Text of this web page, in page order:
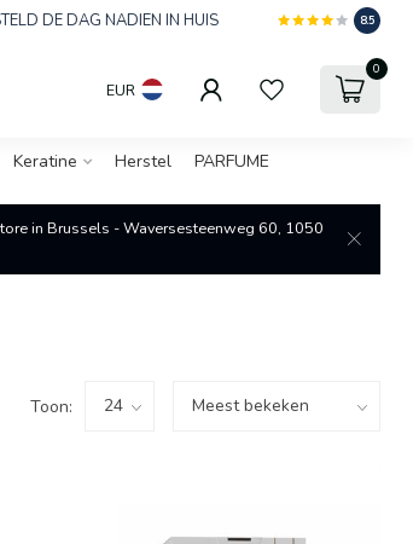
DE DAG NADIEN IN HUIS 8.5
EUR
0
Keratine Herstel PARFUME
in Brussels - Waversesteenweg 60, 1050
Toon: